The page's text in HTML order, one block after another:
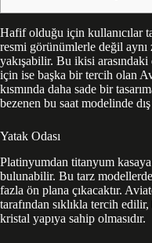
Hafif olduğu için kullanıcılar
resmi görünümlerle değil
yakışabilir. Bu ikisi
için ise başka bir tercih olan
kısmında daha sade bir
bezenen bu saat modelinde
Yatak Odası
Platinyumdan titanyum
bulunabilir. Bu tarz
fazla ön plana çıkacaktır.
tarafından sıklıkla tercih
kristal yapıya sahip olmasıdır.